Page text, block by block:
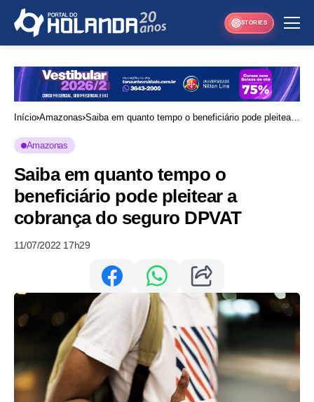
STORIES
Início Amazonas Saiba em quanto tempo o beneficiário pode pleitear
Amazonas
Saiba em quanto tempo o
beneficiário pode pleitear a
cobrança do seguro DPVAT
11/07/2022 17h29